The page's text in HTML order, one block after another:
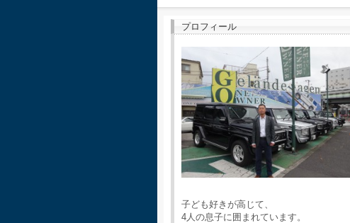
プロフィール
子ども好きが高じて、
4人の息子に囲まれています。